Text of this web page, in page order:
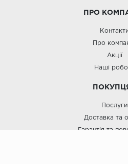
ПРО
Про
Акції
Наші
Послуги
Доставка та
Гарантія та